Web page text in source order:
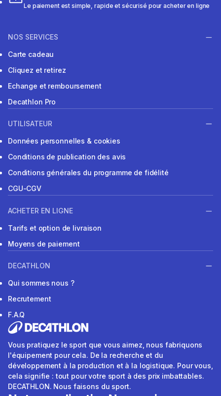
Le paiement est simple, rapide et sécurisé pour acheter en ligne
NOS SERVICES
Carte cadeau
Cliquez et retirez
Echange et remboursement
Decathlon Pro
UTILISATEUR
Données personnelles & cookies
Conditions de publication des avis
Conditions générales du programme de fidélité
CGU-CGV
ACHETER EN LIGNE
Tarifs et option de livraison
Moyens de paiement
DECATHLON
Qui sommes nous ?
Recrutement
F.A.Q
Vous pratiquez le sport que vous aimez, nous fabriquons
l'équipement pour cela. De la recherche et du
développement à la production et à la logistique. Pour vous,
cela signifie : tout pour votre sport à des prix imbattables.
DECATHLON. Nous faisons du sport.